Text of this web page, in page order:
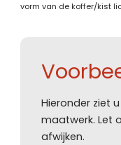
vorm van de koffer/kist
Hieronder ziet
maatwerk. Let
afwijken.